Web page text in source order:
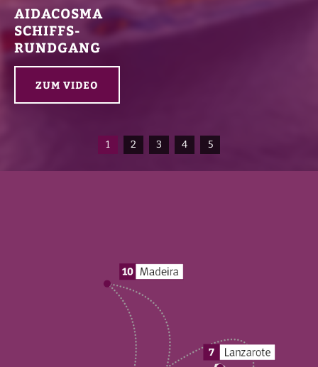
AIDACOSMA
SCHIFFS-
RUNDGANG
ZUM VIDEO
1 2 3 4 5